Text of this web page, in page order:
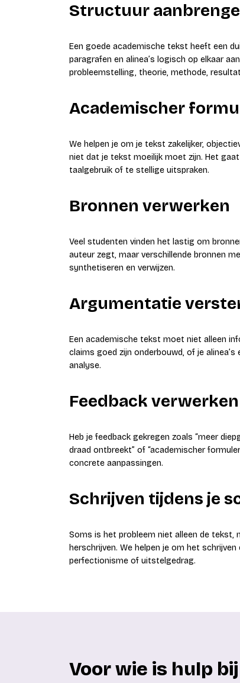
Structuur
Een goede academische tekst heeft een
paragrafen en alinea’s logisch op elkaar
probleemstelling, theorie, methode,
Academischer
We helpen je om je tekst zakelijker,
niet dat je tekst moeilijk moet zijn. Het
taalgebruik of te stellige uitspraken.
Bronnen verwerken
Veel studenten vinden het lastig om
auteur zegt, maar verschillende bronnen
synthetiseren en verwijzen.
Argumentatie
Een academische tekst moet niet alleen
claims goed zijn onderbouwd, of je
analyse.
Feedback verwerken
Heb je feedback gekregen zoals “meer
draad ontbreekt” of “academischer
concrete aanpassingen.
Schrijven tijdens je
Soms is het probleem niet alleen de tekst,
herschrijven. We helpen je om het
perfectionisme of uitstelgedrag.
Voor wie is hulp